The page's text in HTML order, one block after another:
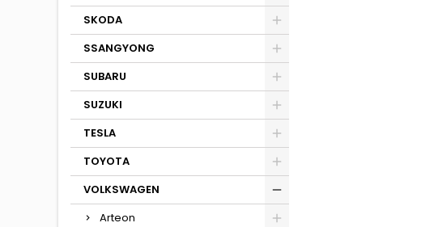
SKODA
SSANGYONG
SUBARU
SUZUKI
TESLA
TOYOTA
VOLKSWAGEN
Arteon